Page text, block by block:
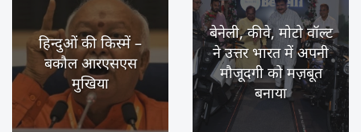
हिन्दुओं की किस्में –
बकौल आरएसएस
मुखिया
बेनेली, कीवे, मोटो वॉल्ट
ने उत्तर भारत में अपनी
मौजूदगी को मज़बूत
बनाया